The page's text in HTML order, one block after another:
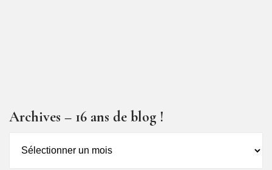
Archives – 16 ans de blog !